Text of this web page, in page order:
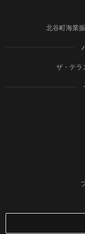
北谷町海業
ザ・テラ